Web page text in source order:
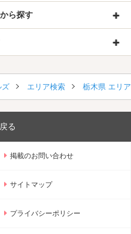
ら探す
ズ エリア検索 栃木県 エリ
る
掲載のお問い合わせ
サイトマップ
プライバシーポリシー